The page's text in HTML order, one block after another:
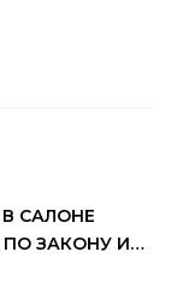
САЛОНЕ
ЗАКОНУ И